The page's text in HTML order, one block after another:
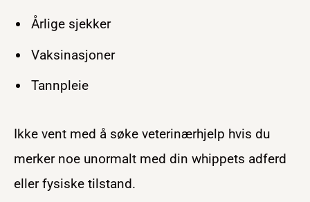
Årlige sjekker
Vaksinasjoner
Tannpleie
Ikke vent med å søke veterinærhjelp hvis du
merker noe unormalt med din whippets adferd
eller fysiske tilstand.